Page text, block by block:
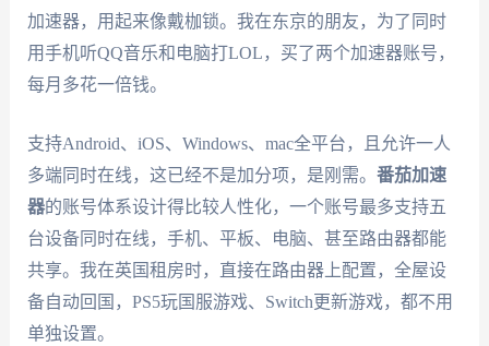
加速器，用起来像戴枷锁。我在东京的朋友，为了同时
用手机听QQ音乐和电脑打LOL，买了两个加速器账号，
每月多花一倍钱。
支持Android、iOS、Windows、mac全平台，且允许一人
多端同时在线，这已经不是加分项，是刚需。 番茄加速
器的账号体系设计得比较人性化，一个账号最多支持五
台设备同时在线，手机、平板、电脑、甚至路由器都能
共享。我在英国租房时，直接在路由器上配置，全屋设
备自动回国，PS5玩国服游戏、Switch更新游戏，都不用
单独设置。